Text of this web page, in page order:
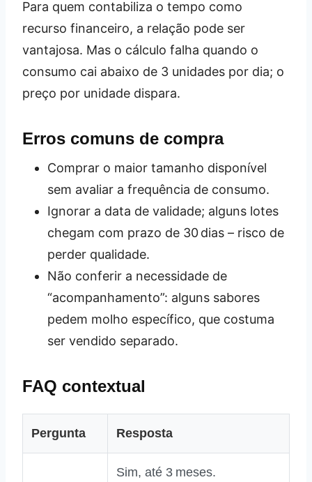
Para quem contabiliza o tempo como
recurso financeiro, a relação pode ser
vantajosa. Mas o cálculo falha quando o
consumo cai abaixo de 3 unidades por dia; o
preço por unidade dispara.
Erros comuns de compra
Comprar o maior tamanho disponível
sem avaliar a frequência de consumo.
Ignorar a data de validade; alguns lotes
chegam com prazo de 30 dias – risco de
perder qualidade.
Não conferir a necessidade de
“acompanhamento”: alguns sabores
pedem molho específico, que costuma
ser vendido separado.
FAQ contextual
Pergunta Resposta
Sim, até 3 meses.